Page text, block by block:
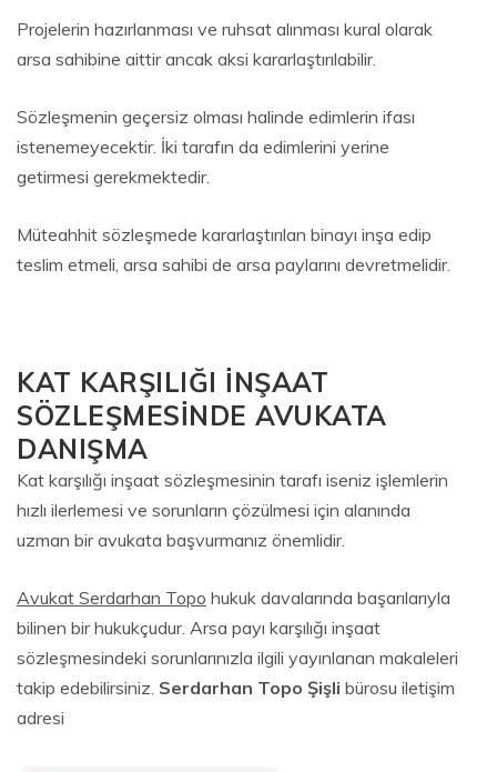
Projelerin hazırlanması ve ruhsat alınması kural olarak
arsa sahibine aittir ancak aksi kararlaştırılabilir.
Sözleşmenin geçersiz olması halinde edimlerin ifası
istenemeyecektir. İki tarafın da edimlerini yerine
getirmesi gerekmektedir.
Müteahhit sözleşmede kararlaştırılan binayı inşa edip
teslim etmeli, arsa sahibi de arsa paylarını devretmelidir.
KAT KARŞILIĞI İNŞAAT
SÖZLEŞMESİNDE AVUKATA
DANIŞMA
Kat karşılığı inşaat sözleşmesinin tarafı iseniz işlemlerin
hızlı ilerlemesi ve sorunların çözülmesi için alanında
uzman bir avukata başvurmanız önemlidir.
Avukat Serdarhan Topo hukuk davalarında başarılarıyla
bilinen bir hukukçudur. Arsa payı karşılığı inşaat
sözleşmesindeki sorunlarınızla ilgili yayınlanan makaleleri
takip edebilirsiniz. Serdarhan Topo Şişli bürosu iletişim
adresi